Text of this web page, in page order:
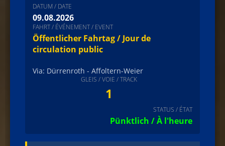
DATUM / DATE
09.08.2026
FAHRT / ÉVÉNEMENT / EVENT
Öffentlicher Fahrtag / Jour de
circulation public
Via: Dürrenroth - Affoltern-Weier
GLEIS / VOIE / TRACK
1
STATUS / ÉTAT
Pünktlich / À l'heure